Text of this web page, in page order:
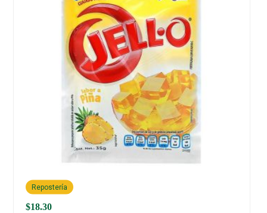
$18.30
Repostería